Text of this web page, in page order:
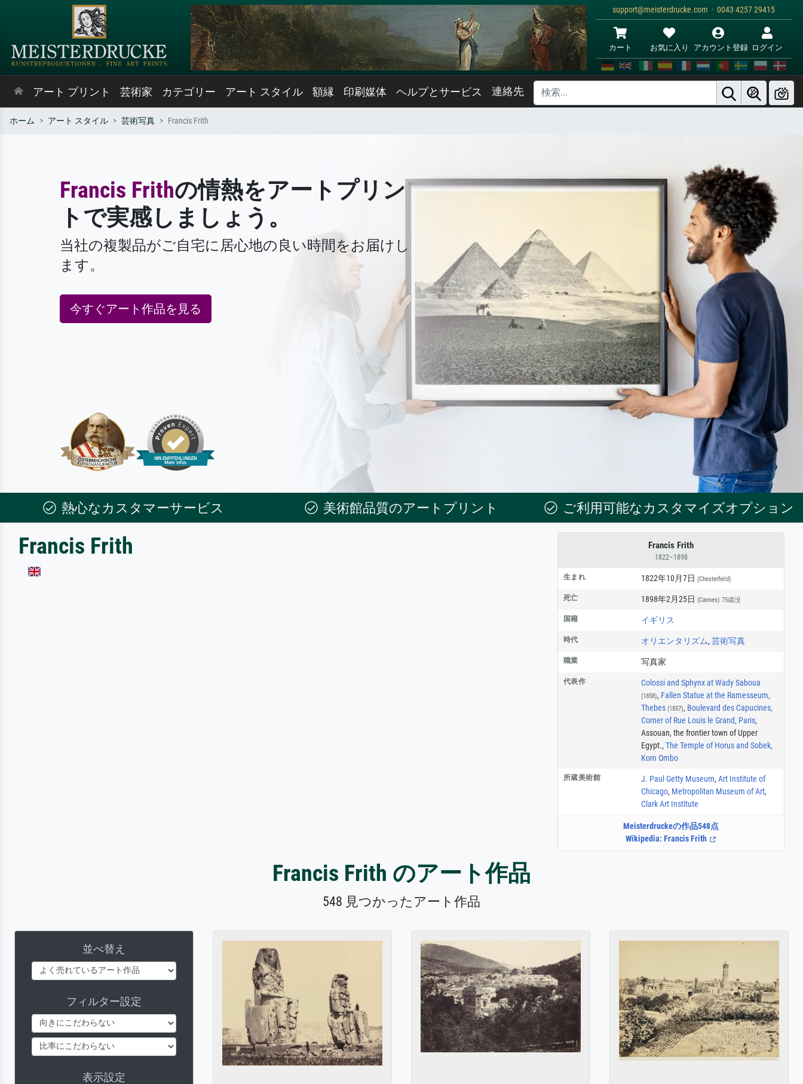
support@meisterdrucke.com · 0043 4257 29415
カート お気に入り アカウント登録 ログイン
アート プリント 芸術家 カテゴリー アート スタイル 額縁 印刷媒体 ヘルプとサービス 連絡先
ホーム アート スタイル 芸術写真 Francis Frith
Francis Frithの情熱をアートプリン
トで実感しましょう。
当社の複製品がご自宅に居心地の良い時間をお届けし
ます。
今すぐアート作品を見る
熱心なカスタマーサービス 美術館品質のアートプリント ご利用可能なカスタマイズオプション
Francis Frith
1822–1898
生まれ 1822年10月7日 (Chesterfield)
死亡 1898年2月25日 (Cannes) 75歳没
国籍 イギリス
時代 オリエンタリズム, 芸術写真
職業 写真家
代表作 Colossi and Sphynx at Wady Saboua
(1858), Fallen Statue at the Ramesseum,
Thebes (1857), Boulevard des Capucines,
Corner of Rue Louis le Grand, Paris,
Assouan, the frontier town of Upper
Egypt., The Temple of Horus and Sobek,
Kom Ombo
所蔵美術館 J. Paul Getty Museum, Art Institute of
Chicago, Metropolitan Museum of Art,
Clark Art Institute
Meisterdruckeの作品548点
Wikipedia: Francis Frith
Francis Frith
Francis Frith のアート作品
548 見つかったアート作品
並べ替え
フィルター設定
表示設定